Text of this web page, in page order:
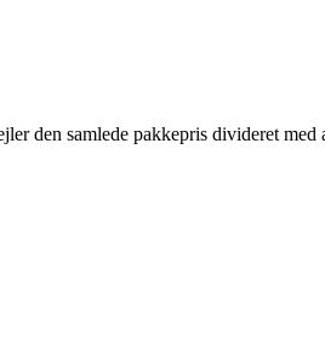
den samlede pakkepris divideret med